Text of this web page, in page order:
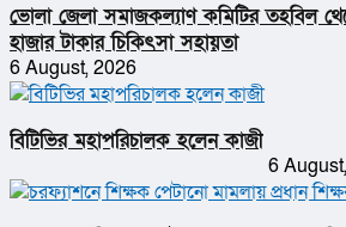
ভোলা জেলা সমাজকল্যাণ কমিটির তহবিল
হাজার টাকার চিকিৎসা সহায়তা
6 August, 2026
বিটিভির মহাপরিচালক হলেন কাজী
6